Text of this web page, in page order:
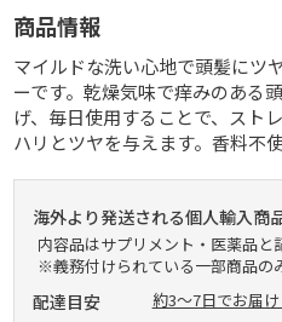
商品情報
マイルドな洗い心地で頭髪にツ
ーです。乾燥気味で痒みのある
げ、毎日使用することで、スト
ハリとツヤを与えます。香料不使
海外より発送される個人輸入商品
内容品はサプリメント・医薬品と
※義務付けられている一部商品の
配達目安 約3～7日でお届け